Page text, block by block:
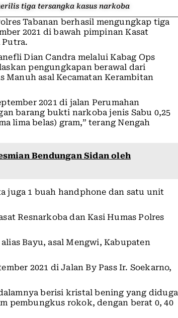
tiga tersangka kasus narkoba
Tabanan berhasil mengungkap tiga
2021 di bawah pimpinan Kasat
Putra.
Dian Candra melalui Kabag Ops
pengungkapan berawal dari
asal Kecamatan Kerambitan
2021 di jalan Perumahan
barang bukti narkoba jenis Sabu 0,25
lima belas) gram,” terang Nengah
Bendungan Sidan oleh
juga 1 buah handphone dan satu unit
Resnarkoba dan Kasi Humas Polres
Bayu, asal Mengwi, Kabupaten
2021 di Jalan By Pass Ir. Soekarno,
berisi kristal bening yang diduga
pembungkus rokok, dengan berat 0, 40